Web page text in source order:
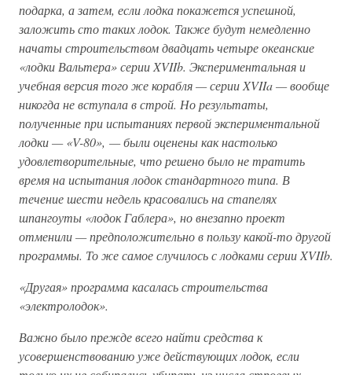
подарка, а затем, если лодка покажется успешной,
заложить сто таких лодок. Также будут немедленно
начаты строительством двадцать четыре океанские
«лодки Вальтера» серии XVIIb. Экспериментальная и
учебная версия того же корабля — серии XVIIa — вообще
никогда не вступала в строй. Но результаты,
полученные при испытаниях первой экспериментальной
лодки — «V-80», — были оценены как настолько
удовлетворительные, что решено было не тратить
время на испытания лодок стандартного типа. В
течение шести недель красовались на стапелях
шпангоуты «лодок Габлера», но внезапно проект
отменили — предположительно в пользу какой-то другой
программы. То же самое случилось с лодками серии XVIIb.
«Другая» программа касалась строительства
«электролодок».
Важно было прежде всего найти средства к
усовершенствованию уже действующих лодок, если